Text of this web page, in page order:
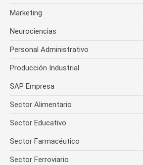
Marketing
Neurociencias
Personal Administrativo
Producción Industrial
SAP Empresa
Sector Alimentario
Sector Educativo
Sector Farmacéutico
Sector Ferroviario